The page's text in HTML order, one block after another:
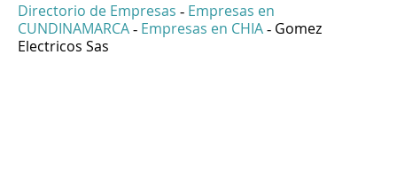
Directorio de Empresas - Empresas en
CUNDINAMARCA - Empresas en CHIA - Gomez
Electricos Sas